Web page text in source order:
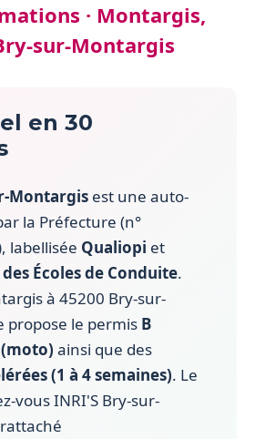
· Montargis,
sur-Montargis
en 30
Montargis est une auto-
la Préfecture (n°
labellisée Qualiopi et
Écoles de Conduite.
à 45200 Bry-sur-
propose le permis B
ainsi que des
(1 à 4 semaines). Le
vous INRI'S Bry-sur-